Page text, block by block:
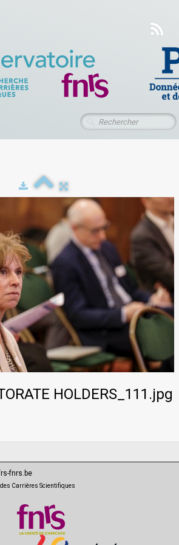
HOLDERS_111.jpg
fnrs.be
Carrières Scientifiques